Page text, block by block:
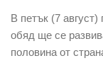
В петък (7
обяд ще се
половина от